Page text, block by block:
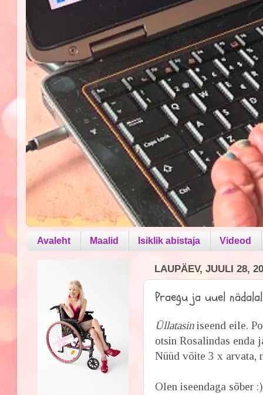
Avaleht Maalid Isiklik abistaja Videod
LAUPÄEV, JUULI 28,
Praegu ja uuel
Üllatasiniseend eile.
otsin Rosalindas enda
Nüüd võite 3 x arvata,
Olen iseendaga sõber :)